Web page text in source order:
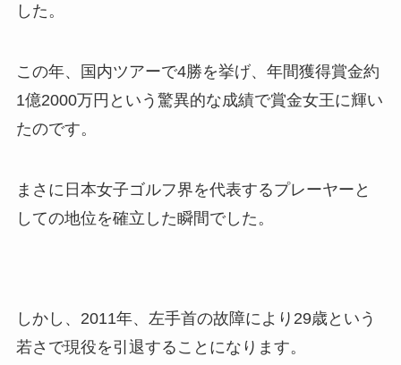
した。
この年、国内ツアーで4勝を挙げ、年間獲得賞金約
1億2000万円という驚異的な成績で賞金女王に輝い
たのです。
まさに日本女子ゴルフ界を代表するプレーヤーと
しての地位を確立した瞬間でした。
しかし、2011年、左手首の故障により29歳という
若さで現役を引退することになります。